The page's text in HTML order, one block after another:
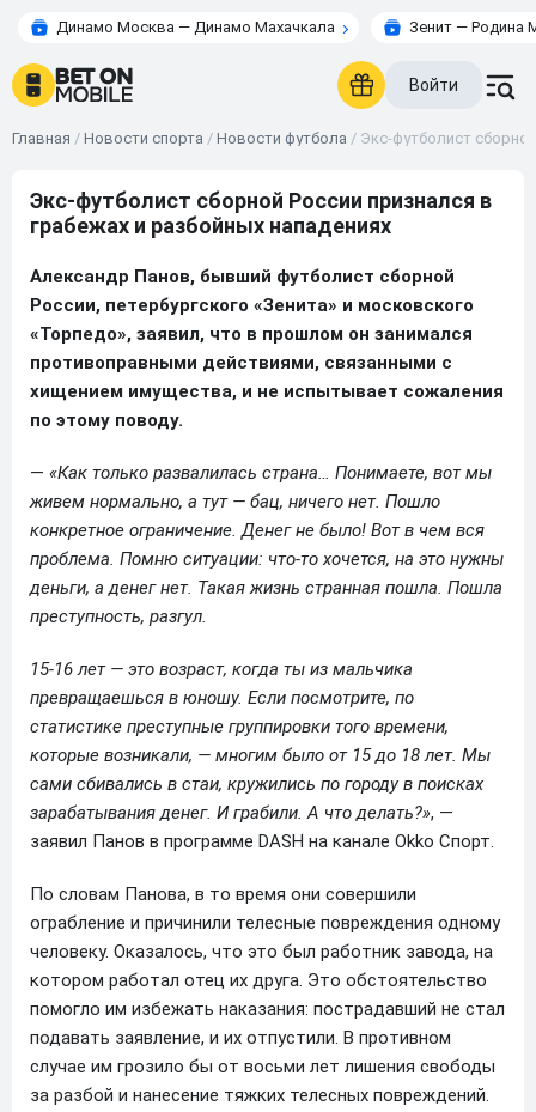
Динамо Москва — Динамо Махачкала Зенит — Родина
Войти
Главная / Новости спорта / Новости футбола / Экс-футболист
Экс-футболист сборной России признался в
грабежах и разбойных нападениях
Александр Панов, бывший футболист сборной
России, петербургского «Зенита» и московского
«Торпедо», заявил, что в прошлом он занимался
противоправными действиями, связанными с
хищением имущества, и не испытывает сожаления
по этому поводу.
— «Как только развалилась страна… Понимаете, вот мы
живем нормально, а тут — бац, ничего нет. Пошло
конкретное ограничение. Денег не было! Вот в чем вся
проблема. Помню ситуации: что-то хочется, на это нужны
деньги, а денег нет. Такая жизнь странная пошла. Пошла
преступность, разгул.
15-16 лет — это возраст, когда ты из мальчика
превращаешься в юношу. Если посмотрите, по
статистике преступные группировки того времени,
которые возникали, — многим было от 15 до 18 лет. Мы
сами сбивались в стаи, кружились по городу в поисках
зарабатывания денег. И грабили. А что делать?», —
заявил Панов в программе DASH на канале Okko Спорт.
По словам Панова, в то время они совершили
ограбление и причинили телесные повреждения одному
человеку. Оказалось, что это был работник завода, на
котором работал отец их друга. Это обстоятельство
помогло им избежать наказания: пострадавший не стал
подавать заявление, и их отпустили. В противном
случае им грозило бы от восьми лет лишения свободы
за разбой и нанесение тяжких телесных повреждений.